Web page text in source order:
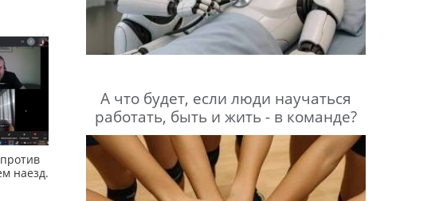
наезд.
А что будет, если люди научаться
работать, быть и жить - в команде?